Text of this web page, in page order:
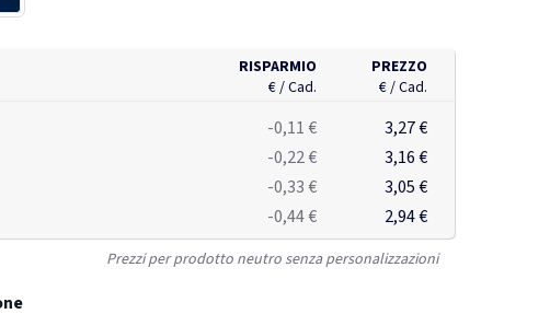
RISPARMIO
€ / Cad.
PREZZO
€ / Cad.
-0,11 €
3,27 €
-0,22 €
3,16 €
-0,33 €
3,05 €
-0,44 € 2,94 €
Prezzi per prodotto neutro senza personalizzazioni